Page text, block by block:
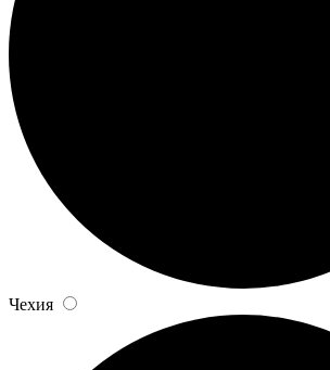
Чехия